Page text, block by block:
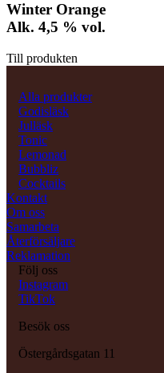
Winter Orange
Alk. 4,5 % vol.
Till produkten
Alla produkter
Godisläsk
Julläsk
Tonic
Lemonad
Bubbliz
Cocktails
Kontakt
Om oss
Samarbeta
Återförsäljare
Reklamation
Följ oss
Instagram
TikTok
Besök oss
Östergårdsgatan 11